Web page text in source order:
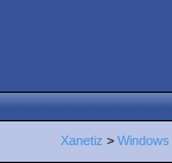
Xanetiz > Windows